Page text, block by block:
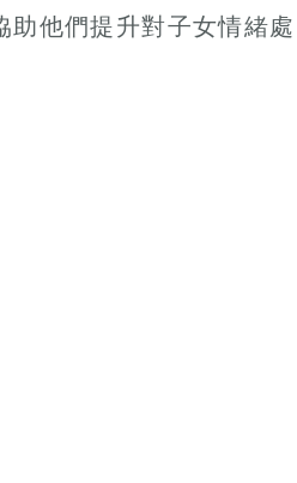
助他們提升對子女情緒處